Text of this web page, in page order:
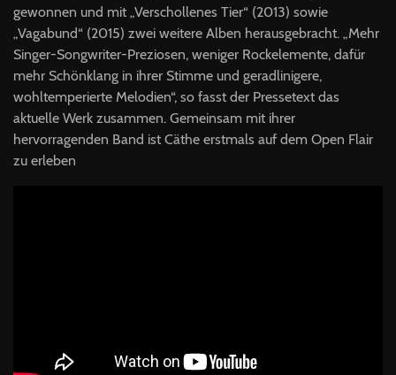
gewonnen und mit „Verschollenes Tier“ (2013) sowie
„Vagabund“ (2015) zwei weitere Alben herausgebracht. „Mehr
Singer-Songwriter-Preziosen, weniger Rockelemente, dafür
mehr Schönklang in ihrer Stimme und geradlinigere,
wohltemperierte Melodien“, so fasst der Pressetext das
aktuelle Werk zusammen. Gemeinsam mit ihrer
hervorragenden Band ist Cäthe erstmals auf dem Open Flair
zu erleben